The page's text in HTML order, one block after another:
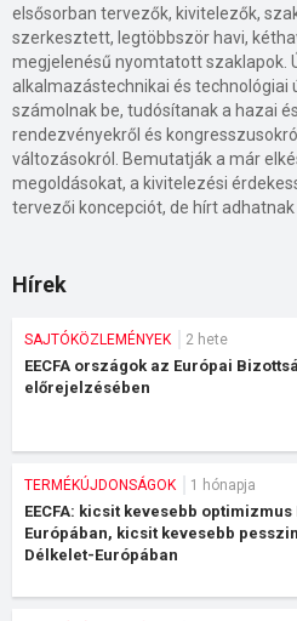
elsősorban tervezők, kivitelezők,
szerkesztett, legtöbbször havi,
megjelenésű nyomtatott szaklapok.
alkalmazástechnikai és technológiai
számolnak be, tudósítanak a hazai
rendezvényekről és
változásokról. Bemutatják a már
megoldásokat, a kivitelezési
Hírek
SAJTÓKÖZLEMÉNYEK 2 hete
EECFA országok az Európai
előrejelzésében
TERMÉKÚJDONSÁGOK 1 hónapja
EECFA: kicsit kevesebb optimizmus
Európában, kicsit kevesebb
Délkelet-Európában